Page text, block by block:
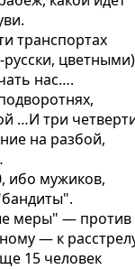
транспортах
цветными)
нас….
…И три
на разбой,
ибо мужиков,
меры" — против
— к
15 человек